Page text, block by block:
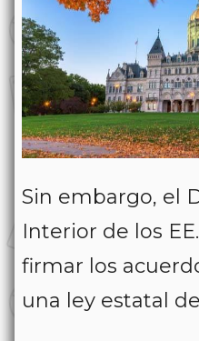
Sin embargo, el
Interior de los
firmar los
una ley estatal de